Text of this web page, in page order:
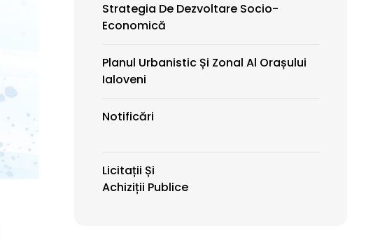
Strategia De Dezvoltare Socio-
Economică
Planul Urbanistic Și Zonal Al Orașului
Ialoveni
Notificări
Licitații Și
Achiziții Publice